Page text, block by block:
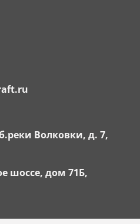
Волковки, д. 7,
шоссе, дом 71Б,